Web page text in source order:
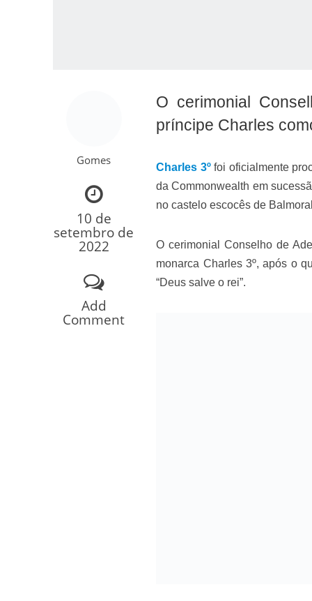
Como o
Gomes
10 de
setembro de
2022
Add
Comment
O cerimonial
príncipe Charles
Charles 3ºfoi oficialmente
da Commonwealth em
no castelo escocês de
O cerimonial Conselho de
monarca Charles 3º, após o
“Deus salve o rei”.